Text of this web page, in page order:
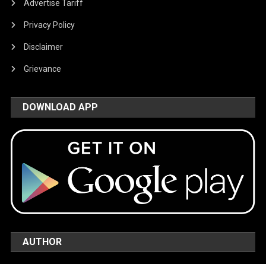
Advertise Tariff
Privacy Policy
Disclaimer
Grievance
DOWNLOAD APP
AUTHOR